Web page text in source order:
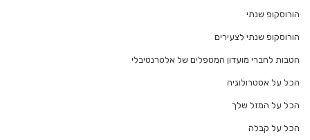
הורוסקופ שנתי
הורוסקופ שנתי לצעירים
הטבות לחברי מועדון המטפלים של אלטרנטיבלי
הכל על אסטרולוגיה
הכל על המזל שלך
הכל על קבלה